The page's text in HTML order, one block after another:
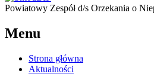
Powiatowy Zespół d/s Orzekania o
Menu
Strona główna
Aktualności